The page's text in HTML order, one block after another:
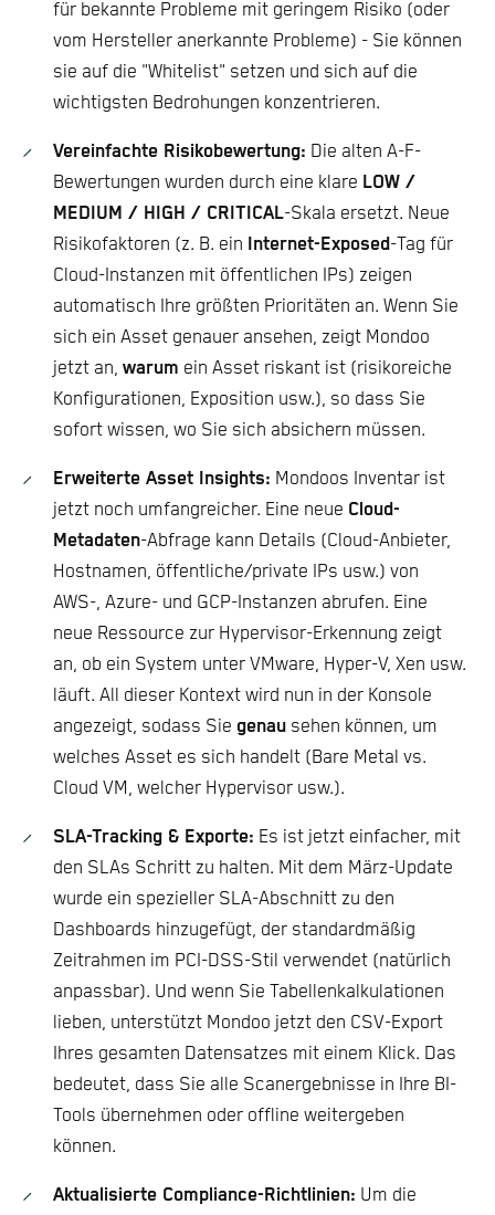
für bekannte Probleme mit geringem Risiko (oder
vom Hersteller anerkannte Probleme) - Sie können
sie auf die "Whitelist" setzen und sich auf die
wichtigsten Bedrohungen konzentrieren.
Vereinfachte Risikobewertung: Die alten A-F-
Bewertungen wurden durch eine klare LOW /
MEDIUM / HIGH / CRITICAL-Skala ersetzt. Neue
Risikofaktoren (z. B. ein Internet-Exposed-Tag für
Cloud-Instanzen mit öffentlichen IPs) zeigen
automatisch Ihre größten Prioritäten an. Wenn Sie
sich ein Asset genauer ansehen, zeigt Mondoo
jetzt an, warum ein Asset riskant ist (risikoreiche
Konfigurationen, Exposition usw.), so dass Sie
sofort wissen, wo Sie sich absichern müssen.
Erweiterte Asset Insights: Mondoos Inventar ist
jetzt noch umfangreicher. Eine neue Cloud-
Metadaten-Abfrage kann Details (Cloud-Anbieter,
Hostnamen, öffentliche/private IPs usw.) von
AWS-, Azure- und GCP-Instanzen abrufen. Eine
neue Ressource zur Hypervisor-Erkennung zeigt
an, ob ein System unter VMware, Hyper-V, Xen usw.
läuft. All dieser Kontext wird nun in der Konsole
angezeigt, sodass Sie genau sehen können, um
welches Asset es sich handelt (Bare Metal vs.
Cloud VM, welcher Hypervisor usw.).
SLA-Tracking & Exporte: Es ist jetzt einfacher, mit
den SLAs Schritt zu halten. Mit dem März-Update
wurde ein spezieller SLA-Abschnitt zu den
Dashboards hinzugefügt, der standardmäßig
Zeitrahmen im PCI-DSS-Stil verwendet (natürlich
anpassbar). Und wenn Sie Tabellenkalkulationen
lieben, unterstützt Mondoo jetzt den CSV-Export
Ihres gesamten Datensatzes mit einem Klick. Das
bedeutet, dass Sie alle Scanergebnisse in Ihre BI-
Tools übernehmen oder offline weitergeben
können.
Aktualisierte Compliance-Richtlinien: Um die